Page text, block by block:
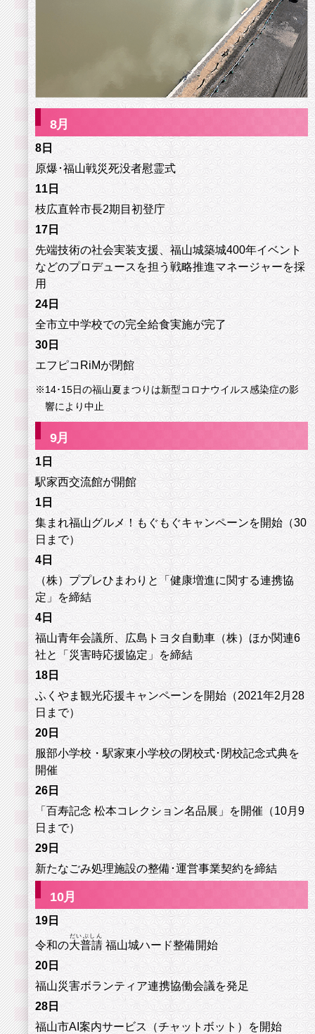
8月
8日
原爆･福山戦災死没者慰霊式
11日
枝広直幹市長2期目初登庁
17日
先端技術の社会実装支援、福山城築城400年イベント
などのプロデュースを担う戦略推進マネージャーを採
用
24日
全市立中学校での完全給食実施が完了
30日
エフピコRiMが閉館
※14･15日の福山夏まつりは新型コロナウイルス感染症の影
響により中止
9月
1日
駅家西交流館が開館
1日
集まれ福山グルメ！もぐもぐキャンペーンを開始（30
日まで）
4日
（株）ププレひまわりと「健康増進に関する連携協
定」を締結
4日
福山青年会議所、広島トヨタ自動車（株）ほか関連6
社と「災害時応援協定」を締結
18日
ふくやま観光応援キャンペーンを開始（2021年2月28
日まで）
20日
服部小学校・駅家東小学校の閉校式･閉校記念式典を
開催
26日
「百寿記念 松本コレクション名品展」を開催（10月9
日まで）
29日
新たなごみ処理施設の整備･運営事業契約を締結
10月
19日
令和の大普請
だいぶしん
福山城ハード整備開始
20日
福山災害ボランティア連携協働会議を発足
28日
福山市AI案内サービス（チャットボット）を開始